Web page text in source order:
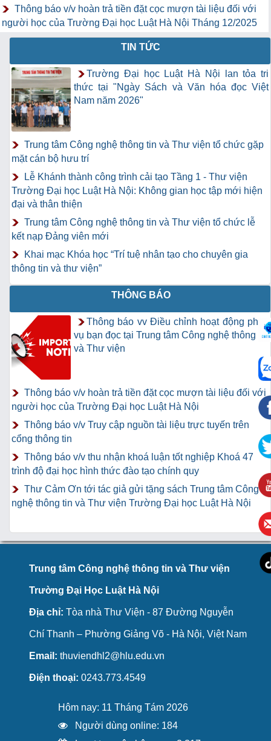
Thông báo v/v hoàn trả tiền đặt cọc mượn tài liệu đối với
người học của Trường Đại học Luật Hà Nội Tháng 12/2025
TIN TỨC
Trường Đại học Luật Hà Nội lan tỏa tri
thức tại "Ngày Sách và Văn hóa đọc Việt
Nam năm 2026"
Trung tâm Công nghệ thông tin và Thư viện tổ chức gặp
mặt cán bộ hưu trí
Lễ Khánh thành công trình cải tạo Tầng 1 - Thư viện
Trường Đại học Luật Hà Nội: Không gian học tập mới hiện
đại và thân thiện
Trung tâm Công nghệ thông tin và Thư viện tổ chức lễ
kết nạp Đảng viên mới
Khai mạc Khóa học “Trí tuệ nhân tạo cho chuyên gia
thông tin và thư viện”
THÔNG BÁO
Thông báo vv Điều chỉnh hoạt động phục
vụ bạn đọc tại Trung tâm Công nghệ thông tin
và Thư viện
Thông báo v/v hoàn trả tiền đặt cọc mượn tài liệu đối với
người học của Trường Đại học Luật Hà Nội
Thông báo v/v Truy cập nguồn tài liệu trực tuyến trên
cổng thông tin
Thông báo v/v thu nhận khoá luận tốt nghiệp Khoá 47
trình độ đại học hình thức đào tạo chính quy
Thư Cảm Ơn tới tác giả gửi tặng sách Trung tâm Công
nghệ thông tin và Thư viện Trường Đại học Luật Hà Nội
Trung tâm Công nghệ thông tin và Thư viện
Trường Đại Học Luật Hà Nội
Địa chỉ: Tòa nhà Thư Viện - 87 Đường Nguyễn
Chí Thanh – Phường Giảng Võ - Hà Nội, Việt Nam
Email: thuviendhl2@hlu.edu.vn
Điện thoại: 0243.773.4549
Hôm nay: 11 Tháng Tám 2026
Người dùng online: 184